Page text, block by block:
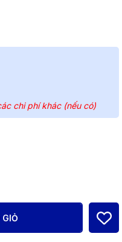
chi phí khác (nếu có)
GIỎ